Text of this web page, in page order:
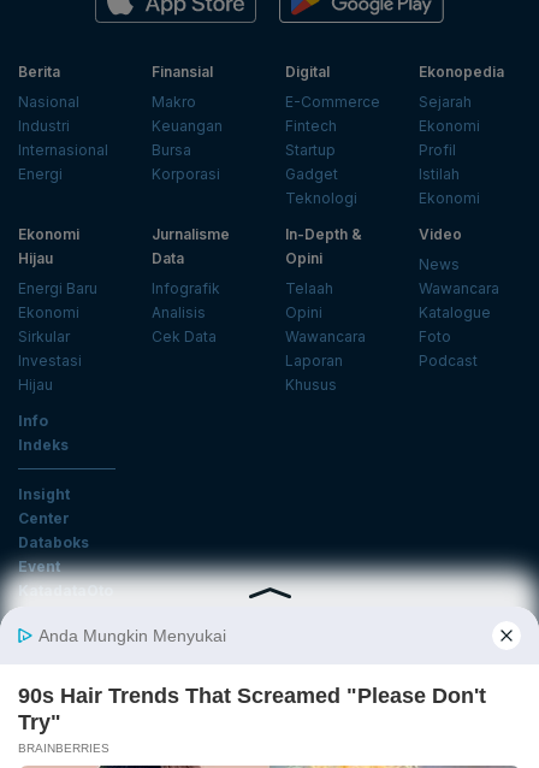
Berita
Nasional
Industri
Internasional
Energi
Finansial
Makro
Keuangan
Bursa
Korporasi
Digital
E-Commerce
Fintech
Startup
Gadget
Teknologi
Ekonopedia
Sejarah
Ekonomi
Profil
Istilah
Ekonomi
Ekonomi
Hijau
Energi Baru
Ekonomi
Sirkular
Investasi
Hijau
Jurnalisme
Data
Infografik
Analisis
Cek Data
In-Depth &
Opini
Telaah
Opini
Wawancara
Laporan
Khusus
Video
News
Wawancara
Katalogue
Foto
Podcast
Info
Indeks
Insight
Center
Databoks
Event
KatadataOto
Email
Daftar